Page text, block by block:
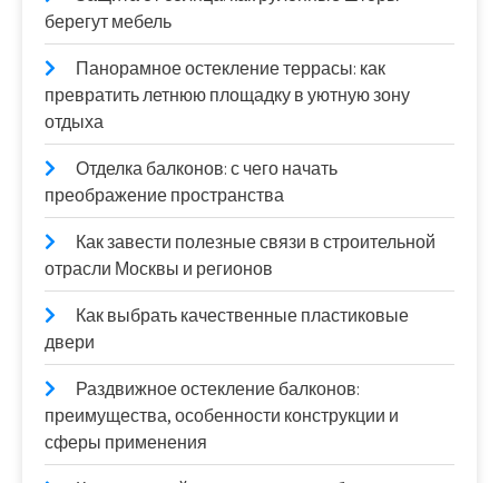
берегут мебель
Панорамное остекление террасы: как
превратить летнюю площадку в уютную зону
отдыха
Отделка балконов: с чего начать
преображение пространства
Как завести полезные связи в строительной
отрасли Москвы и регионов
Как выбрать качественные пластиковые
двери
Раздвижное остекление балконов:
преимущества, особенности конструкции и
сферы применения